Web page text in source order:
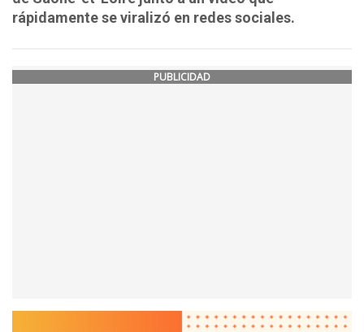
rápidamente se viralizó en redes sociales.
PUBLICIDAD